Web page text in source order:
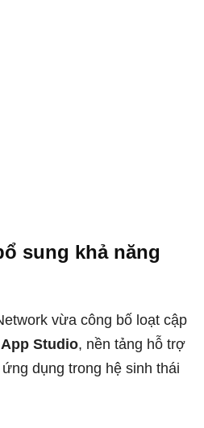
sung khả năng
vừa công bố loạt cập
Studio, nền tảng hỗ trợ
dụng trong hệ sinh thái